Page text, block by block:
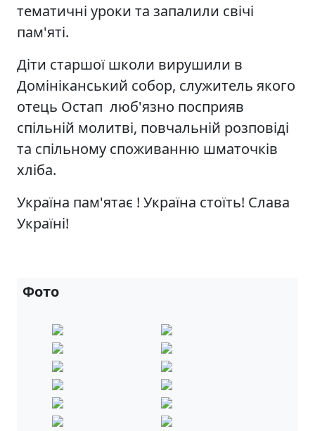
тематичні уроки та запалили свічі
пам'яті.
Діти старшої школи вирушили в
Домініканський собор, служитель якого
отець Остап люб'язно посприяв
спільній молитві, повчальній розповіді
та спільному споживанню шматочків
хліба.
Україна пам'ятає ! Україна стоїть! Слава
Україні!
Фото